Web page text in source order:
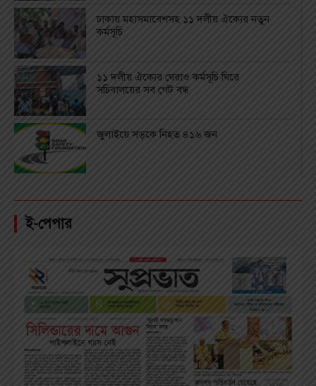
ঢাকায় মহাসমাবেশসহ ১১ দলীয় ঐক্যের নতুন
কর্মসূচি
১১ দলীয় ঐক্যের ঘেরাও কর্মসূচি ঘিরে
সচিবালয়ের সব গেট বন্ধ
জুলাইয়ে সড়কে নিহত ৪১৬ জন
ই-পেপার